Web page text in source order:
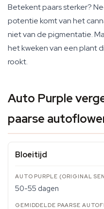
Betekent paars sterker?
potentie komt van het
niet van de pigmentatie.
het kweken van een plant
rookt.
Auto Purple
paarse
Bloeitijd
50-55 dagen